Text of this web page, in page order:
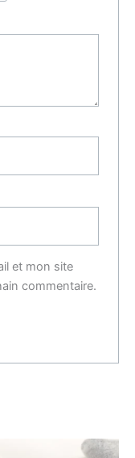
et mon site
commentaire.
Ce